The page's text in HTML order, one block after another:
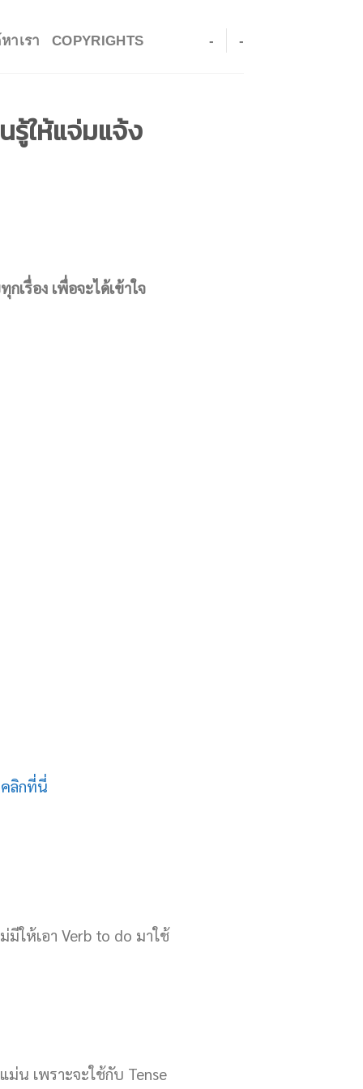
าเรา COPYRIGHTS - -
รู้ให้แจ่มแจ้ง
เรื่อง เพื่อจะได้เข้าใจ
คลิกที่นี่
ให้เอา Verb to do มาใช้
ม่น เพราะจะใช้กับ Tense